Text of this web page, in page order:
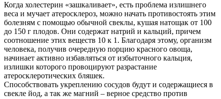
Когда холестерин «зашкаливает», есть проблема излишнего
веса и мучает атеросклероз, можно начать противостоять этим
болезням с помощью обычной свеклы, кушая натощак от 100
до 150 г плодов. Они содержат натрий и кальций, причем
соотношение этих веществ 10 к 1. Благодаря этому, организм
человека, получив очередную порцию красного овоща,
начинает активно избавляться от избыточного кальция,
излишки которого провоцируют разрастание
атеросклеротических бляшек.
Способствовать укреплению сосудов будут и содержащиеся в
свекле йод, а так же магний – верное средство против